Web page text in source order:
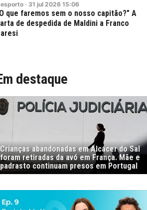
· 31 jul 2026 15:06
que faremos sem o nosso capitão?" A
de despedida de Maldini a Franco
destaque
Crianças abandonadas em Alcácer do Sal
foram retiradas da avó em França. Mãe e
padrasto continuam presos em Portugal